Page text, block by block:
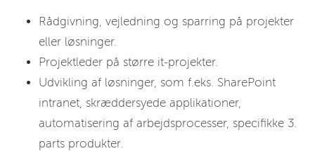
Rådgivning, vejledning og sparring på projekter
eller løsninger.
Projektleder på større it-projekter.
Udvikling af løsninger, som f.eks. SharePoint
intranet, skræddersyede applikationer,
automatisering af arbejdsprocesser, specifikke 3.
parts produkter.